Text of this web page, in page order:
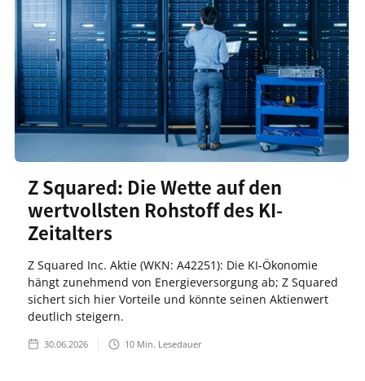
Z Squared: Die Wette auf den
wertvollsten Rohstoff des KI-
Zeitalters
Z Squared Inc. Aktie (WKN: A42251): Die KI-Ökonomie
hängt zunehmend von Energieversorgung ab; Z Squared
sichert sich hier Vorteile und könnte seinen Aktienwert
deutlich steigern.
30.06.2026 10 Min. Lesedauer